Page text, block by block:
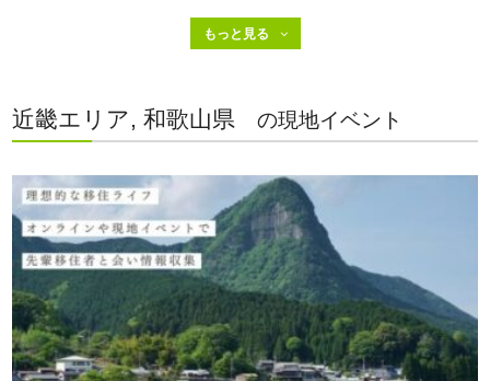
近畿エリア, 和歌山県 の現地イベント